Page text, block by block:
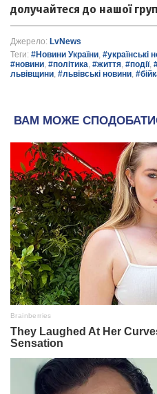
долучайтеся до нашої
Джерело: LvNews
Теги: #Новини України, #українські
#новини, #політика, #життя, #події,
львівщини, #львівські новини,